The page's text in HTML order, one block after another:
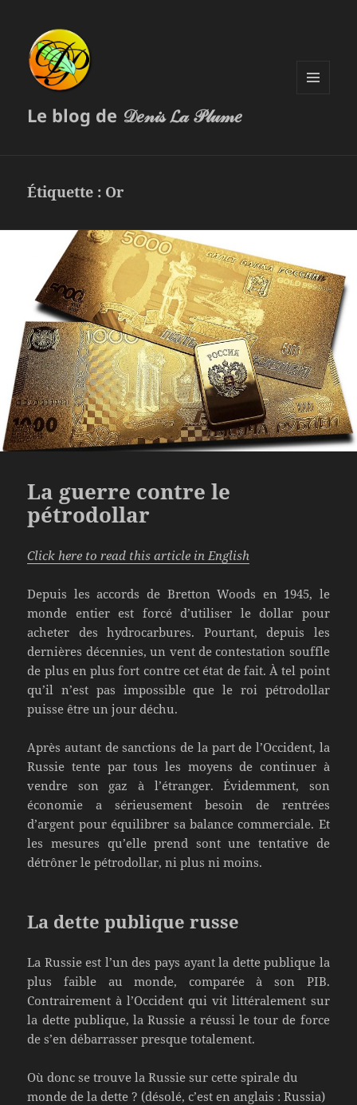
Le blog de 𝒟𝑒𝓃𝒾𝓈 𝓛𝒶 𝒫𝓁𝓊𝓂𝑒
Étiquette : Or
La guerre contre le
pétrodollar
Click here to read this article in English
Depuis les accords de Bretton Woods en 1945, le
monde entier est forcé d’utiliser le dollar pour
acheter des hydrocarbures. Pourtant, depuis les
dernières décennies, un vent de contestation souffle
de plus en plus fort contre cet état de fait. À tel point
qu’il n’est pas impossible que le roi pétrodollar
puisse être un jour déchu.
Après autant de sanctions de la part de l’Occident, la
Russie tente par tous les moyens de continuer à
vendre son gaz à l’étranger. Évidemment, son
économie a sérieusement besoin de rentrées
d’argent pour équilibrer sa balance commerciale. Et
les mesures qu’elle prend sont une tentative de
détrôner le pétrodollar, ni plus ni moins.
La dette publique russe
La Russie est l’un des pays ayant la dette publique la
plus faible au monde, comparée à son PIB.
Contrairement à l’Occident qui vit littéralement sur
la dette publique, la Russie a réussi le tour de force
de s’en débarrasser presque totalement.
Où donc se trouve la Russie sur cette spirale du
monde de la dette ? (désolé, c’est en anglais : Russia)